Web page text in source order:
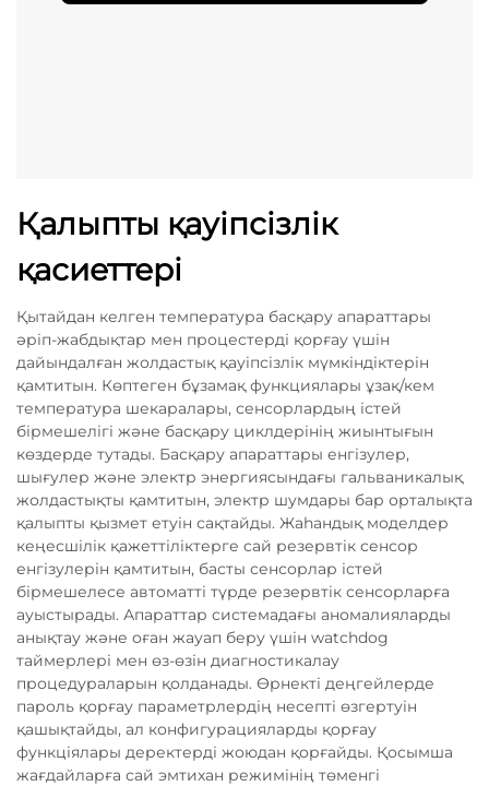
Қалыпты қауіпсізлік
қасиеттері
Қытайдан келген температура басқару апараттары
әріп-жабдықтар мен процестерді қорғау үшін
дайындалған жолдастық қауіпсізлік мүмкіндіктерін
қамтитын. Көптеген бұзамақ функциялары ұзақ/кем
температура шекаралары, сенсорлардың істей
бірмешелігі және басқару циклдерінің жиынтығын
көздерде тутады. Басқару апараттары енгізулер,
шығулер және электр энергиясындағы гальваникалық
жолдастықты қамтитын, электр шумдары бар орталықта
қалыпты қызмет етуін сақтайды. Жаһандық моделдер
кеңесшілік қажеттіліктерге сай резервтік сенсор
енгізулерін қамтитын, басты сенсорлар істей
бірмешелесе автоматті түрде резервтік сенсорларға
ауыстырады. Апараттар системадағы аномалияларды
анықтау және оған жауап беру үшін watchdog
таймерлері мен өз-өзін диагностикалау
процедураларын қолданады. Өрнекті деңгейлерде
пароль қорғау параметрлердің несепті өзгертуін
қашықтайды, ал конфигурацияларды қорғау
функціялары деректерді жоюдан қорғайды. Қосымша
жағдайларға сай эмтихан режимінің төменгі